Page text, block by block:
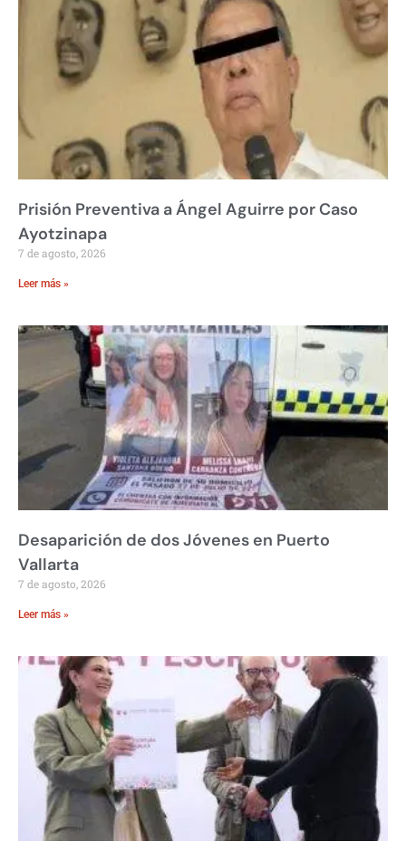
Prisión Preventiva a Ángel Aguirre por Caso
Ayotzinapa
7 de agosto, 2026
Leer más »
Desaparición de dos Jóvenes en Puerto
Vallarta
7 de agosto, 2026
Leer más »